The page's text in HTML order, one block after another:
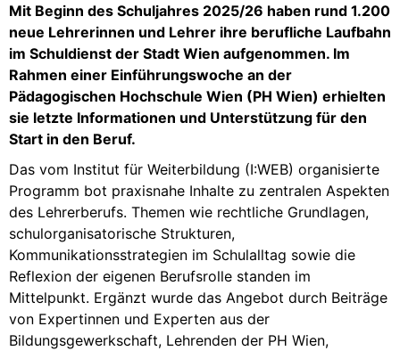
Mit Beginn des Schuljahres 2025/26 haben rund 1.200
neue Lehrerinnen und Lehrer ihre berufliche Laufbahn
im Schuldienst der Stadt Wien aufgenommen. Im
Rahmen einer Einführungswoche an der
Pädagogischen Hochschule Wien (PH Wien) erhielten
sie letzte Informationen und Unterstützung für den
Start in den Beruf.
Das vom Institut für Weiterbildung (I:WEB) organisierte
Programm bot praxisnahe Inhalte zu zentralen Aspekten
des Lehrerberufs. Themen wie rechtliche Grundlagen,
schulorganisatorische Strukturen,
Kommunikationsstrategien im Schulalltag sowie die
Reflexion der eigenen Berufsrolle standen im
Mittelpunkt. Ergänzt wurde das Angebot durch Beiträge
von Expertinnen und Experten aus der
Bildungsgewerkschaft, Lehrenden der PH Wien,